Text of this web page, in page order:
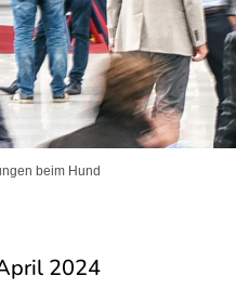
beim Hund
2024